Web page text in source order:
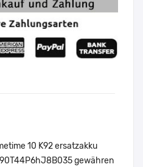
10 K92 ersatzakku
gewähren